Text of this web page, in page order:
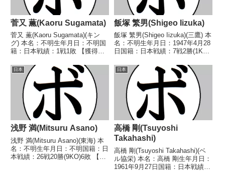
菅又 薫(Kaoru Sugamata)
菅又 薫(Kaoru Sugamata)(キン
グ) 本名：不明生年月日：不明国
籍：日本戦績：1戦1敗 【獲得タ
1985/07/24 ●4R判定 (採点不
明) 茂野 和也(くすのき) 【補足
情報】・BoxRecには選手情...
飯塚 繁男(Shigeo Iizuka)
飯塚 繁男(Shigeo Iizuka)(三鷹) 本
名：不明生年月日：1947年4月28
日国籍：日本戦績：7戦2勝(1KO)
し 【戦歴】1969/05/24 ○4R判
定 (採点不明) 千田 健治(串
田)1969...
日本
浅野 満(Mitsuru Asano)
浅野 満(Mitsuru Asano)(東海) 本
名：不明生年月日：不明国籍：日
本戦績：26戦20勝(9KO)6敗 【獲
日本
高橋 剛(Tsuyoshi
Takahashi)
高橋 剛(Tsuyoshi Takahashi)(ベ
ル協栄) 本名：高橋 剛生年月日：
1961年9月27日国籍：日本戦績：